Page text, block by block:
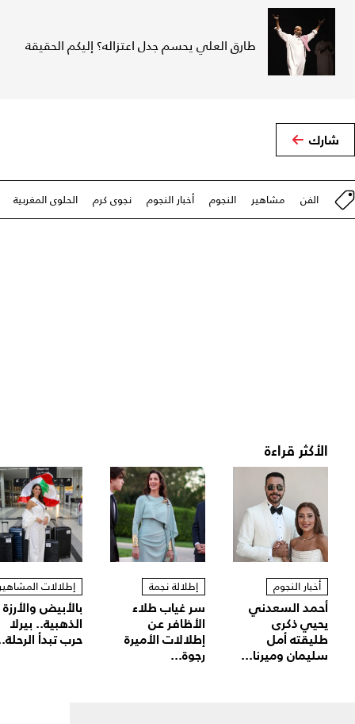
طارق العلي يحسم جدل اعتزاله؟ إليكم الحقيقة
شارك
الفن مشاهير النجوم أخبار النجوم نجوى كرم الحلوى المغربية
الأكثر قراءة
أخبار النجوم
أحمد السعدني
يحيي ذكرى
طليقته أمل
سليمان وميرنا...
إطلالة نجمة
سر غياب طلاء
الأظافر عن
إطلالات الأميرة
رجوة...
إطلالات
بالأبيض والأرزة
الذهبية.. بيرلا
حرب تبدأ